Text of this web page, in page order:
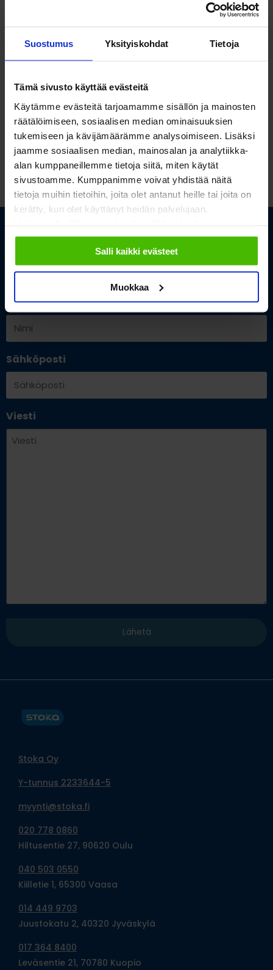
Suostumus Yksityiskohdat Tietoja
Tämä sivusto käyttää evästeitä
Käytämme evästeitä tarjoamamme sisällön ja mainosten
räätälöimiseen, sosiaalisen median ominaisuuksien
tukemiseen ja kävijämäärämme analysoimiseen. Lisäksi
jaamme sosiaalisen median, mainosalan ja analytiikka-
alan kumppaneillemme tietoja siitä, miten käytät
sivustoamme. Kumppanimme voivat yhdistää näitä
tietoja muihin tietoihin, joita olet antanut heille tai joita on
kerätty, kun olet käyttänyt heidän palvelujaan.
sallimiisi evästeisiin.
Salli kaikki evästeet
Muokkaa
Asennus sujui sulavasti ja asiakas pääsi muuttamaan
Anna meidän auttaa, ota
yhteyttä!
Nimi
Sähköposti
Viesti
Stoka Oy
Y-tunnus 2233644-5
myynti@stoka.fi
020 778 0860
Hiltusentie 27, 90620 Oulu
040 503 0550
Kiilletie 1, 65300 Vaasa
014 449 9703
Juustokatu 2, 40320 Jyväskylä
017 364 8400
Leväsentie 21, 70780 Kuopio